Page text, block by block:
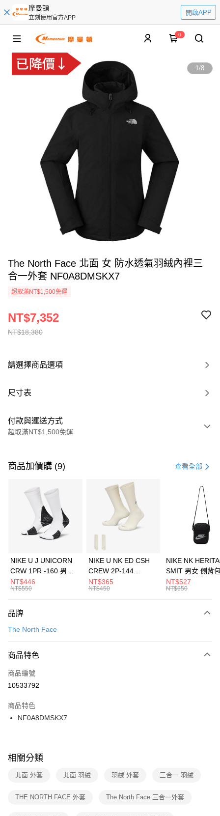
摩曼頓
立刻使用官方APP
開啟APP
0
1/8
The North Face 北面 女 防水透氣羽絨內裡三
合一外套 NF0A8DMSKX7
超取滿NT$1,500免運
NT$18,380
NT$7,352
請選擇商品選項
尺寸表
付款與運送方式
超取滿NT$1,500免運
信用卡一次付款
3 期 0 利率 每期 21家銀行
合作金庫商業銀行
第一商業銀行
華南商業銀行
彰化商業銀行
上海商業儲蓄銀行
元大商業銀行
台灣樂天信用卡公司
Apple Pay
全盈+PAY
AFTEE先享後付
【關於「AFTEE先享後付」】
便利好安心！
３．安心：先確認商品／服務後，再付款。
【「AFTEE先享後付」結帳流程】
１．於結帳方式選擇「AFTEE先享後付」後，將跳轉至「AFTEE先享後付」
２．訂單成立數日內，您將收到繳費通知簡訊。
３．收到繳費通知簡訊後14天內，點擊此簡訊中的連結，可透過四大超商／
ATM／網路銀行／等多元方式進行付款，方視為交易完成。
※ 交易是否成功請以「AFTEE先享後付 」之結帳頁面顯示為準，若有關於
是否繳費成功／繳費後需取消欲退款等相關疑問，請聯繫「AFTEE先享後付
客戶支援中心」
https://netprotections.freshdesk.com/support/home
１．透過由恩沛科技股份有限公司提供之「AFTEE先享後付」服務完成之交
運送方式
每筆NT$100，滿NT$1,500(含以上)免運費
宅配
每筆NT$100，滿NT$1,500(含以上)免運費
付款後門市自取
每筆NT$100，滿NT$1,500(含以上)免運費
商品加價購 (9) 查看全部
NIKE U J UNICORN
CRW 1PR -160 男女
中統襪 FZ3393100
NT$446
NT$550
NIKE U NK ED CSH
CREW 2P-144
EMBRDY 男女 短統襪
FZ3073133
NT$365
NT$450
NIKE NK
SMIT 男女 側背
BA5871010
NT$527
NT$650
品牌
The North Face
商品特色
商品編號
10533792
商品特色
NF0A8DMSKX7
相關分類
北面 外套 北面 羽絨 羽絨 外套 三合一 羽絨
THE NORTH FACE 外套 The North Face 三合一外套